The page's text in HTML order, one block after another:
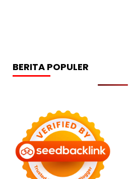
BERITA POPULER